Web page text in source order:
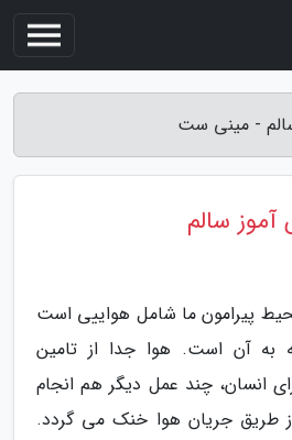
- مینی ست
سالم
پیرامون ما شامل هواییی است
به آن است. هوا جدا از تامین
انسان، چند عمل دیگر هم انجام
طریق جریان هوا خنک می گردد.